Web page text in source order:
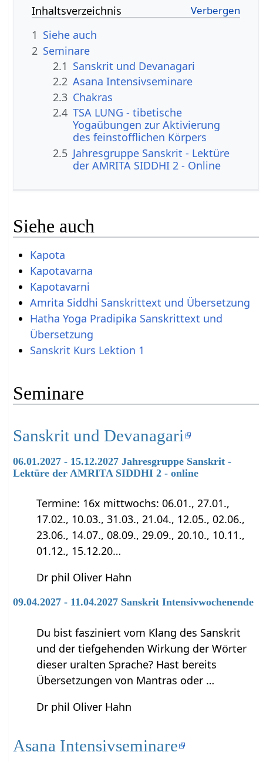
Inhaltsverzeichnis
1 Siehe auch
2 Seminare
2.1 Sanskrit und Devanagari
2.2 Asana Intensivseminare
2.3 Chakras
2.4 TSA LUNG - tibetische
Yogaübungen zur Aktivierung
des feinstofflichen Körpers
2.5 Jahresgruppe Sanskrit - Lektüre
der AMRITA SIDDHI 2 - Online
Siehe auch
Kapota
Kapotavarna
Kapotavarni
Amrita Siddhi Sanskrittext und Übersetzung
Hatha Yoga Pradipika Sanskrittext und
Übersetzung
Sanskrit Kurs Lektion 1
Seminare
Sanskrit und Devanagari
06.01.2027 - 15.12.2027 Jahresgruppe Sanskrit -
Lektüre der AMRITA SIDDHI 2 - online
Termine: 16x mittwochs: 06.01., 27.01.,
17.02., 10.03., 31.03., 21.04., 12.05., 02.06.,
23.06., 14.07., 08.09., 29.09., 20.10., 10.11.,
01.12., 15.12.20…
Dr phil Oliver Hahn
09.04.2027 - 11.04.2027 Sanskrit Intensivwochenende
Du bist fasziniert vom Klang des Sanskrit
und der tiefgehenden Wirkung der Wörter
dieser uralten Sprache? Hast bereits
Übersetzungen von Mantras oder …
Dr phil Oliver Hahn
Asana Intensivseminare